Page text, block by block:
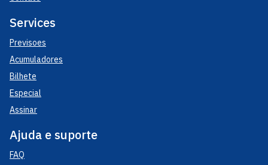
Services
Previsoes
Acumuladores
Bilhete
Especial
Assinar
Ajuda e suporte
FAQ